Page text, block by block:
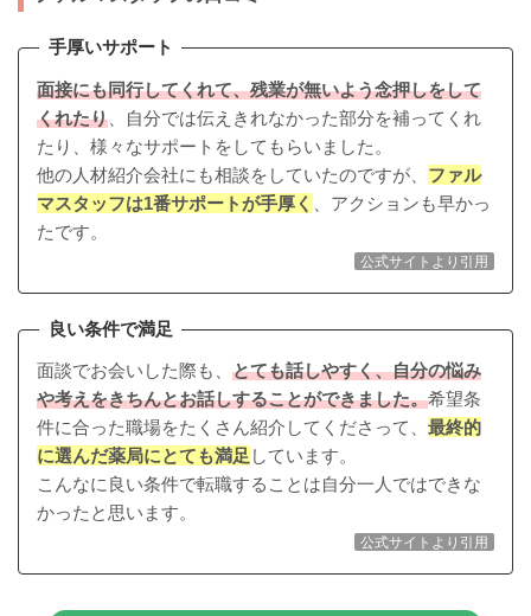
手厚いサポート
面接にも同行してくれて、残業が無いよう念押しをして
くれたり 、自分では伝えきれなかった部分を補ってくれ
たり、様々なサポートをしてもらいました。
他の人材紹介会社にも相談をしていたのですが、 ファル
マスタッフは1番サポートが手厚く
、アクションも早かっ
たです。
公式サイトより引用
良い条件で満足
面談でお会いした際も、 とても話しやすく、自分の悩み
や考えをきちんとお話しすることができました。希望条
件に合った職場をたくさん紹介してくださって、 最終的
に選んだ薬局にとても満足 しています。
こんなに良い条件で転職することは自分一人ではできな
かったと思います。
公式サイトより引用